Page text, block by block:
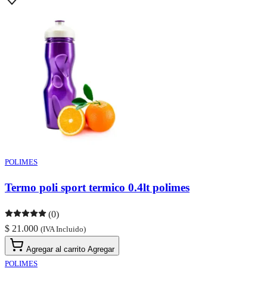
POLIMES
Termo poli sport termico 0.4lt polimes
(0)
$ 21.000 (IVA Incluido)
Agregar al carrito Agregar
POLIMES